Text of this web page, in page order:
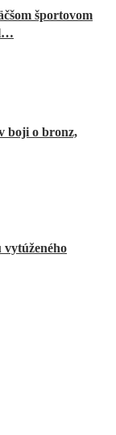
športovom
boji o bronz,